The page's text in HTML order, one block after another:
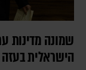
שמונה מדינות
הישראלית